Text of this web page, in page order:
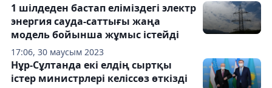
17:06, 30 маусым 2023
1 шілдеден бастап еліміздегі электр
энергия сауда-саттығы жаңа
модель бойынша жұмыс істейді
Нұр-Сұлтанда екі елдің сыртқы
істер министрлері келіссөз өткізді